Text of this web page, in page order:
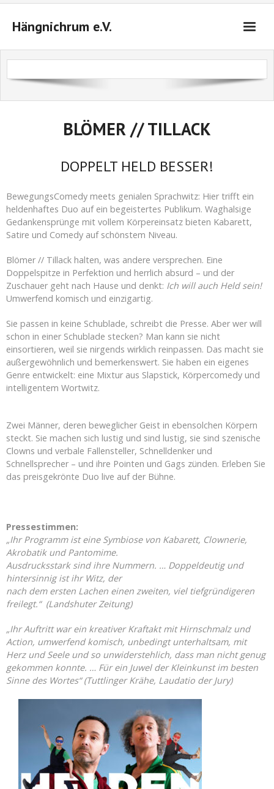
Hängnichrum e.V.
Startseite
Veranstaltungen 2026/2027
Kontakt
Warenkorb ( 0Artikel)
BLÖMER // TILLACK
DOPPELT HELD BESSER!
BewegungsComedy meets genialen Sprachwitz: Hier trifft ein
heldenhaftes Duo auf ein begeistertes Publikum. Waghalsige
Gedankensprünge mit vollem Körpereinsatz bieten Kabarett,
Satire und Comedy auf schönstem Niveau.
Blömer // Tillack halten, was andere versprechen. Eine
Doppelspitze in Perfektion und herrlich absurd – und der
Zuschauer geht nach Hause und denkt: Ich will auch Held sein!
Umwerfend komisch und einzigartig.
Sie passen in keine Schublade, schreibt die Presse. Aber wer will
schon in einer Schublade stecken? Man kann sie nicht
einsortieren, weil sie nirgends wirklich reinpassen. Das macht sie
außergewöhnlich und bemerkenswert. Sie haben ein eigenes
Genre entwickelt: eine Mixtur aus Slapstick, Körpercomedy und
intelligentem Wortwitz.
Zwei Männer, deren beweglicher Geist in ebensolchen Körpern
steckt. Sie machen sich lustig und sind lustig, sie sind szenische
Clowns und verbale Fallensteller, Schnelldenker und
Schnellsprecher – und ihre Pointen und Gags zünden. Erleben Sie
das preisgekrönte Duo live auf der Bühne.
Pressestimmen:
„Ihr Programm ist eine Symbiose von Kabarett, Clownerie,
Akrobatik und Pantomime.
Ausdrucksstark sind ihre Nummern. … Doppeldeutig und
hintersinnig ist ihr Witz, der
nach dem ersten Lachen einen zweiten, viel tiefgründigeren
freilegt.“ (Landshuter Zeitung)
„Ihr Auftritt war ein kreativer Kraftakt mit Hirnschmalz und
Action, umwerfend komisch, unbedingt unterhaltsam, mit
Herz und Seele und so unwiderstehlich, dass man nicht genug
gekommen konnte. … Für ein Juwel der Kleinkunst im besten
Sinne des Wortes“ (Tuttlinger Krähe, Laudatio der Jury)